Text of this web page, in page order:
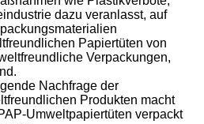
dazu veranlasst, auf
Papiertüten von
Verpackungen,
Nachfrage der
Produkten macht
Umweltpapiertüten verpackt